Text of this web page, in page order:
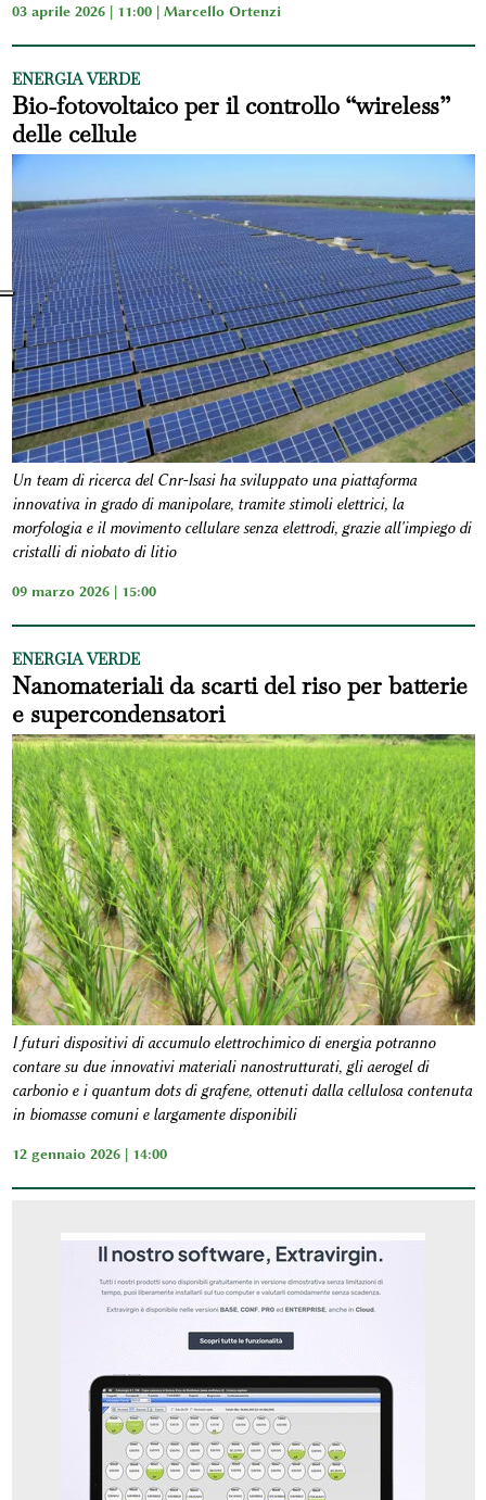
03 aprile 2026 | 11:00 | Marcello Ortenzi
ENERGIA VERDE
Bio-fotovoltaico per il controllo “wireless”
delle cellule
Un team di ricerca del Cnr-Isasi ha sviluppato una piattaforma
innovativa in grado di manipolare, tramite stimoli elettrici, la
morfologia e il movimento cellulare senza elettrodi, grazie all'impiego di
cristalli di niobato di litio
09 marzo 2026 | 15:00
ENERGIA VERDE
Nanomateriali da scarti del riso per batterie
e supercondensatori
I futuri dispositivi di accumulo elettrochimico di energia potranno
contare su due innovativi materiali nanostrutturati, gli aerogel di
carbonio e i quantum dots di grafene, ottenuti dalla cellulosa contenuta
in biomasse comuni e largamente disponibili
12 gennaio 2026 | 14:00